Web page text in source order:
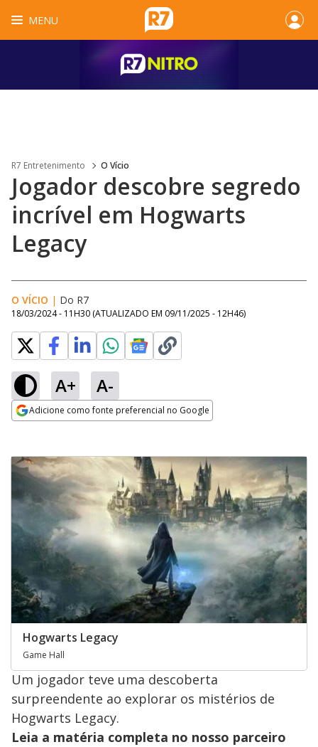
MENU
R7 Entretenimento O Vício
Jogador descobre segredo
incrível em Hogwarts
Legacy
O VÍCIO | Do R7
18/03/2024 - 11H30 (ATUALIZADO EM 09/11/2025 - 12H46)
A+ A-
Adicione como fonte preferencial no Google
Hogwarts Legacy
Game Hall
Um jogador teve uma descoberta
surpreendente ao explorar os mistérios de
Hogwarts Legacy.
Leia a matéria completa no nosso parceiro